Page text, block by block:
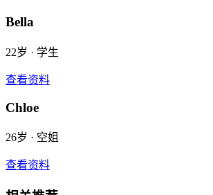
Bella
22岁 · 学生
查看资料
Chloe
26岁 · 空姐
查看资料